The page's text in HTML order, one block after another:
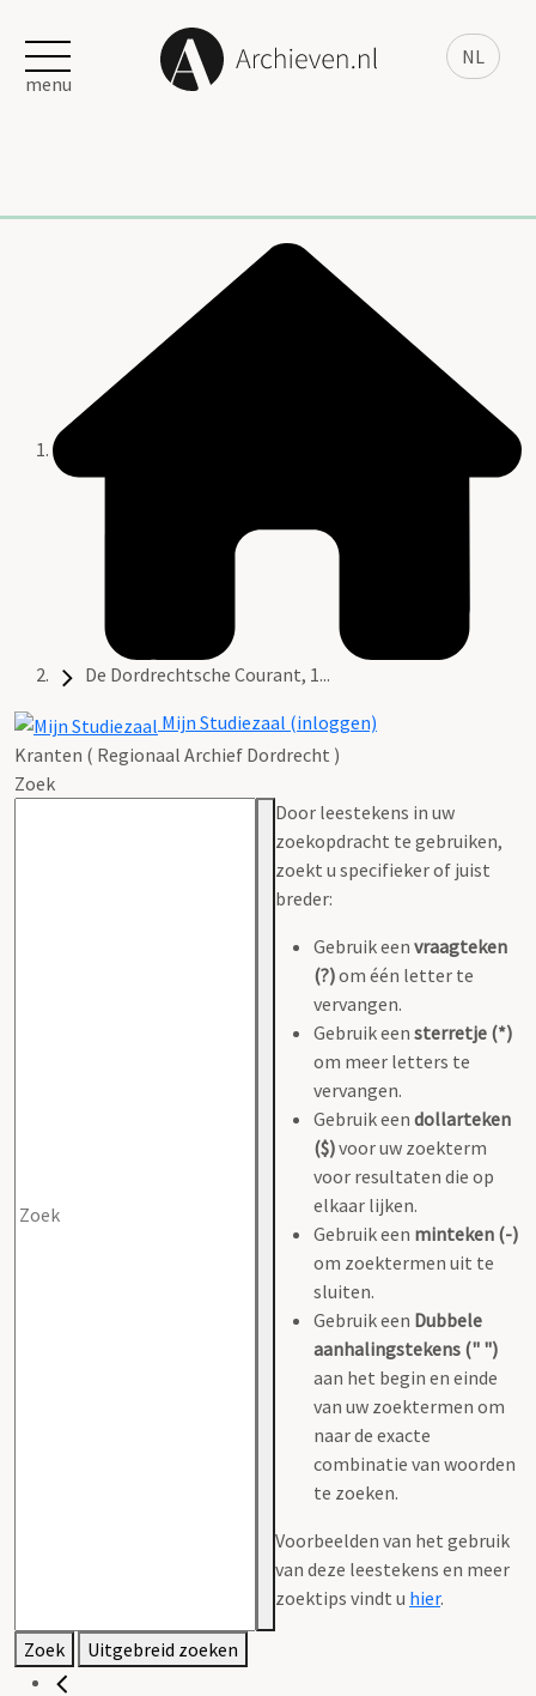
NL
menu
De Dordrechtsche Courant, 1...
Mijn Studiezaal (inloggen)
Kranten ( Regionaal Archief Dordrecht )
Zoek
Door leestekens in uw
zoekopdracht te gebruiken,
zoekt u specifieker of juist
breder:
Gebruik een vraagteken
(?)om één letter te
vervangen.
Gebruik een sterretje (*)
om meer letters te
vervangen.
Gebruik een dollarteken
($)voor uw zoekterm
voor resultaten die op
elkaar lijken.
Gebruik een minteken (-)
om zoektermen uit te
sluiten.
Gebruik een Dubbele
aanhalingstekens (" ")
aan het begin en einde
van uw zoektermen om
naar de exacte
combinatie van woorden
te zoeken.
Voorbeelden van het gebruik
van deze leestekens en meer
zoektips vindt u hier.
Zoek Uitgebreid zoeken